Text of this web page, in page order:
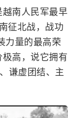
越南人民军最早
征北战，战功
力量的最高荣
高，说它拥有
谦虚团结、主